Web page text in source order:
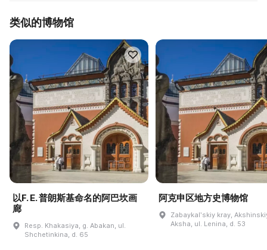
类似的博物馆
以F. E. 普朗斯基命名的阿巴坎画
廊
Resp. Khakasiya, g. Abakan, ul.
Shchetinkina, d. 65
阿克申区地方史博物馆
Zabaykalʹskiy kray,
Aksha, ul. Lenina, d. 53